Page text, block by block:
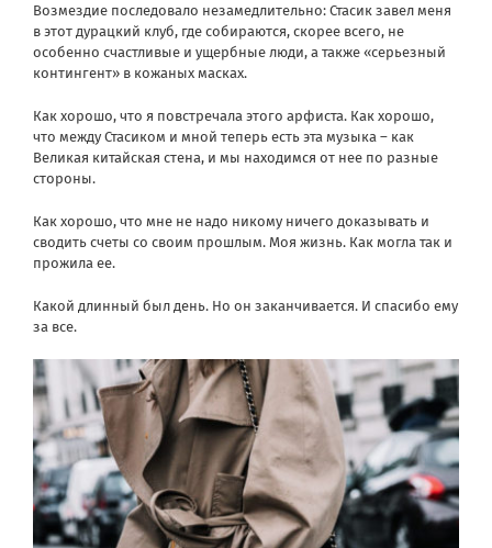
Возмездие последовало незамедлительно: Стасик завел меня
в этот дурацкий клуб, где собираются, скорее всего, не
особенно счастливые и ущербные люди, а также «серьезный
контингент» в кожаных масках.
Как хорошо, что я повстречала этого арфиста. Как хорошо,
что между Стасиком и мной теперь есть эта музыка – как
Великая китайская стена, и мы находимся от нее по разные
стороны.
Как хорошо, что мне не надо никому ничего доказывать и
сводить счеты со своим прошлым. Моя жизнь. Как могла так и
прожила ее.
Какой длинный был день. Но он заканчивается. И спасибо ему
за все.